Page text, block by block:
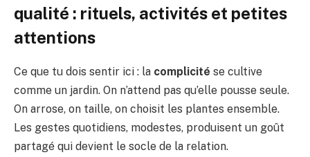
qualité : rituels, activités et petites
attentions
Ce que tu dois sentir ici : la complicité se cultive
comme un jardin. On n’attend pas qu’elle pousse seule.
On arrose, on taille, on choisit les plantes ensemble.
Les gestes quotidiens, modestes, produisent un goût
partagé qui devient le socle de la relation.